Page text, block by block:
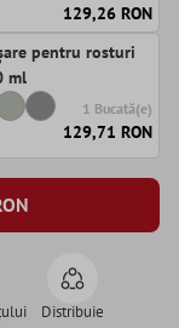
129,26 RON
pentru rosturi
ml
1 Bucată(e)
129,71 RON
Distribuie